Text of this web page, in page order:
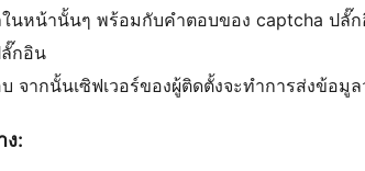
นหน้านั้นๆ พร้อมกับคำตอบของ captcha ปลั๊
ลั๊กอิน
จากนั้นเซิฟเวอร์ของผู้ติดตั้งจะทำการส่งข้อมู
ง: